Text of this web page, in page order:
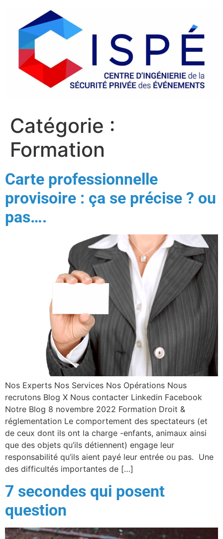
Catégorie :
Formation
Carte professionnelle
provisoire : ça se précise ? ou
pas….
Nos Experts Nos Services Nos Opérations Nous
recrutons Blog X Nous contacter Linkedin Facebook
Notre Blog 8 novembre 2022 Formation Droit &
réglementation Le comportement des spectateurs (et
de ceux dont ils ont la charge -enfants, animaux ainsi
que des objets qu’ils détiennent) engage leur
responsabilité qu’ils aient payé leur entrée ou pas. Une
des difficultés importantes de […]
7 secondes qui posent
question